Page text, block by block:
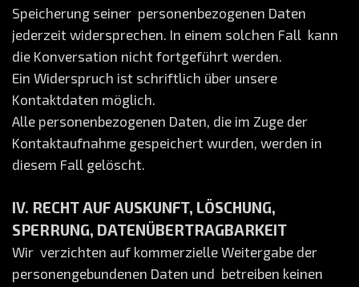
Speicherung seiner personenbezogenen Daten
jederzeit widersprechen. In einem solchen Fall kann
die Konversation nicht fortgeführt werden.
Ein Widerspruch ist schriftlich über unsere
Kontaktdaten möglich.
Alle personenbezogenen Daten, die im Zuge der
Kontaktaufnahme gespeichert wurden, werden in
diesem Fall gelöscht.
IV. RECHT AUF AUSKUNFT, LÖSCHUNG,
SPERRUNG, DATENÜBERTRAGBARKEIT
Wir verzichten auf kommerzielle Weitergabe der
personengebundenen Daten und betreiben keinen